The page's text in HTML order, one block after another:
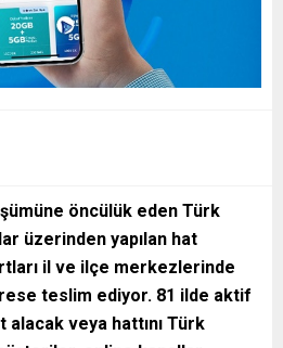
öncülük eden Türk
üzerinden yapılan hat
il ve ilçe merkezlerinde
teslim ediyor. 81 ilde aktif
veya hattını Türk